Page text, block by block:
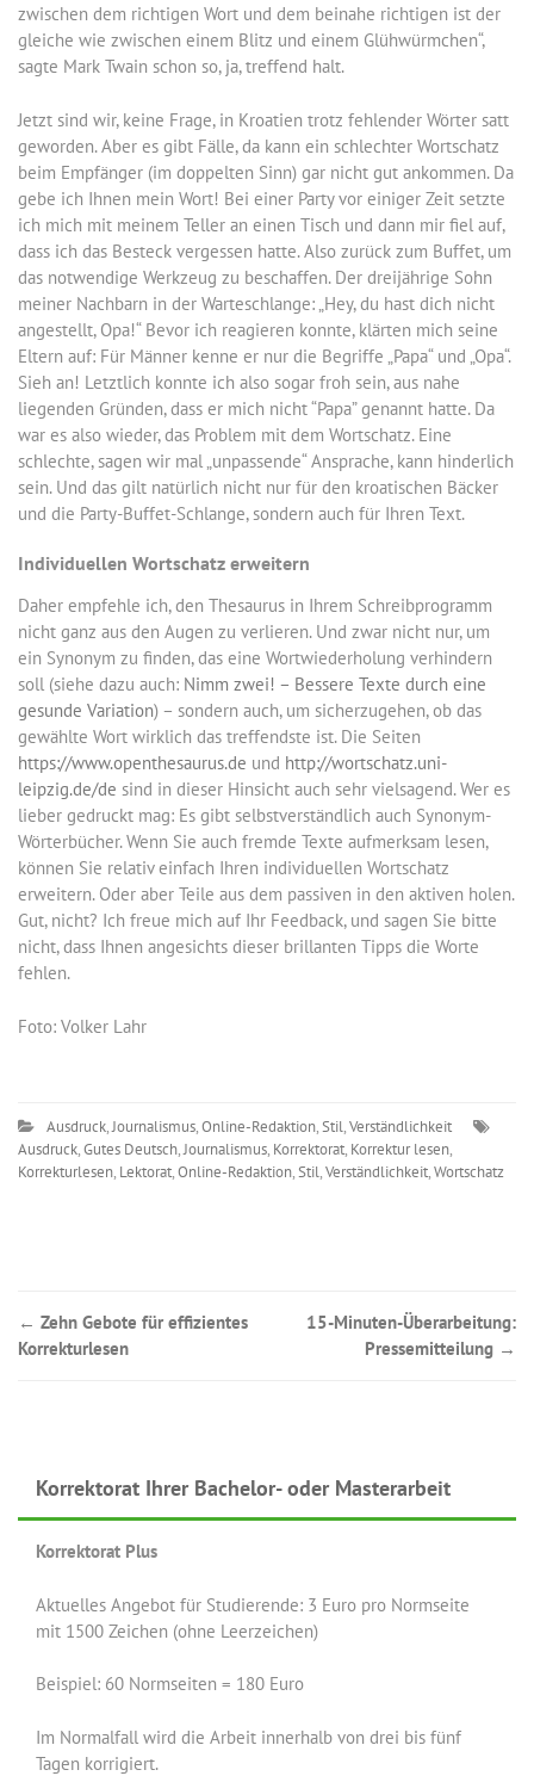
zwischen dem richtigen Wort und dem beinahe richtigen ist der
gleiche wie zwischen einem Blitz und einem Glühwürmchen“,
sagte Mark Twain schon so, ja, treffend halt.
Jetzt sind wir, keine Frage, in Kroatien trotz fehlender Wörter satt
geworden. Aber es gibt Fälle, da kann ein schlechter Wortschatz
beim Empfänger (im doppelten Sinn) gar nicht gut ankommen. Da
gebe ich Ihnen mein Wort! Bei einer Party vor einiger Zeit setzte
ich mich mit meinem Teller an einen Tisch und dann mir fiel auf,
dass ich das Besteck vergessen hatte. Also zurück zum Buffet, um
das notwendige Werkzeug zu beschaffen. Der dreijährige Sohn
meiner Nachbarn in der Warteschlange: „Hey, du hast dich nicht
angestellt, Opa!“ Bevor ich reagieren konnte, klärten mich seine
Eltern auf: Für Männer kenne er nur die Begriffe „Papa“ und „Opa“.
Sieh an! Letztlich konnte ich also sogar froh sein, aus nahe
liegenden Gründen, dass er mich nicht “Papa” genannt hatte. Da
war es also wieder, das Problem mit dem Wortschatz. Eine
schlechte, sagen wir mal „unpassende“ Ansprache, kann hinderlich
sein. Und das gilt natürlich nicht nur für den kroatischen Bäcker
und die Party-Buffet-Schlange, sondern auch für Ihren Text.
Individuellen Wortschatz erweitern
Daher empfehle ich, den Thesaurus in Ihrem Schreibprogramm
nicht ganz aus den Augen zu verlieren. Und zwar nicht nur, um
ein Synonym zu finden, das eine Wortwiederholung verhindern
soll (siehe dazu auch: Nimm zwei! – Bessere Texte durch eine
gesunde Variation) – sondern auch, um sicherzugehen, ob das
gewählte Wort wirklich das treffendste ist. Die Seiten
https://www.openthesaurus.de und http://wortschatz.uni-
leipzig.de/de sind in dieser Hinsicht auch sehr vielsagend. Wer es
lieber gedruckt mag: Es gibt selbstverständlich auch Synonym-
Wörterbücher. Wenn Sie auch fremde Texte aufmerksam lesen,
können Sie relativ einfach Ihren individuellen Wortschatz
erweitern. Oder aber Teile aus dem passiven in den aktiven holen.
Gut, nicht? Ich freue mich auf Ihr Feedback, und sagen Sie bitte
nicht, dass Ihnen angesichts dieser brillanten Tipps die Worte
fehlen.
Foto: Volker Lahr
Ausdruck,Journalismus,Online-Redaktion,Stil,Verständlichkeit
Ausdruck,Gutes Deutsch,Journalismus, Korrektorat, Korrektur lesen,
Korrekturlesen, Lektorat,Online-Redaktion,Stil,Verständlichkeit,Wortschatz
Post
navigation
← Zehn Gebote für effizientes
Korrekturlesen
15-Minuten-Überarbeitung:
Pressemitteilung →
Korrektorat Ihrer Bachelor- oder Masterarbeit
Korrektorat Plus
Aktuelles Angebot für Studierende: 3 Euro pro Normseite
mit 1500 Zeichen (ohne Leerzeichen)
Beispiel: 60 Normseiten = 180 Euro
Im Normalfall wird die Arbeit innerhalb von drei bis fünf
Tagen korrigiert.